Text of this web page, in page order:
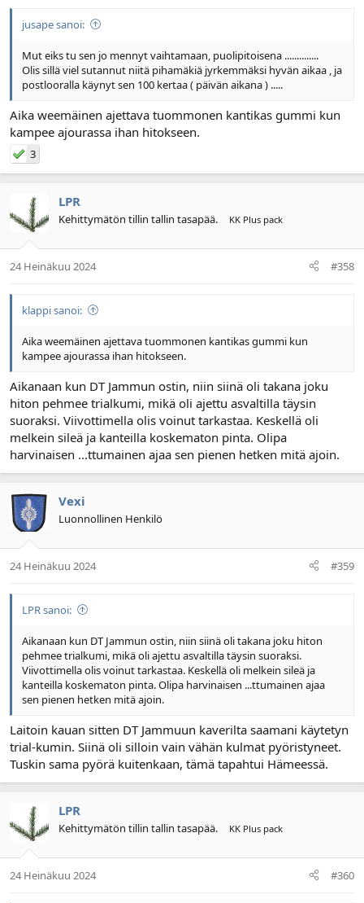
jusape sanoi:
Mut eiks tu sen jo mennyt vaihtamaan, puolipitoisena ..............
Olis sillä viel sutannut niitä pihamäkiä jyrkemmäksi hyvän aikaa , ja
postlooralla käynyt sen 100 kertaa ( päivän aikana ) .....
Aika weemäinen ajettava tuommonen kantikas gummi kun
kampee ajourassa ihan hitokseen.
3
LPR
Kehittymätön tillin tallin tasapää. KK Plus pack
24 Heinäkuu 2024 #358
klappi sanoi:
Aika weemäinen ajettava tuommonen kantikas gummi kun
kampee ajourassa ihan hitokseen.
Aikanaan kun DT Jammun ostin, niin siinä oli takana joku
hiton pehmee trialkumi, mikä oli ajettu asvaltilla täysin
suoraksi. Viivottimella olis voinut tarkastaa. Keskellä oli
melkein sileä ja kanteilla koskematon pinta. Olipa
harvinaisen ...ttumainen ajaa sen pienen hetken mitä ajoin.
Vexi
Luonnollinen Henkilö
24 Heinäkuu 2024 #359
LPR sanoi:
Aikanaan kun DT Jammun ostin, niin siinä oli takana joku hiton
pehmee trialkumi, mikä oli ajettu asvaltilla täysin suoraksi.
Viivottimella olis voinut tarkastaa. Keskellä oli melkein sileä ja
kanteilla koskematon pinta. Olipa harvinaisen ...ttumainen ajaa
sen pienen hetken mitä ajoin.
Laitoin kauan sitten DT Jammuun kaverilta saamani käytetyn
trial-kumin. Siinä oli silloin vain vähän kulmat pyöristyneet.
Tuskin sama pyörä kuitenkaan, tämä tapahtui Hämeessä.
LPR
Kehittymätön tillin tallin tasapää. KK Plus pack
24 Heinäkuu 2024 #360